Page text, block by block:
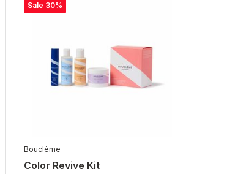
Sale 30%
Bouclème
Color Revive Kit